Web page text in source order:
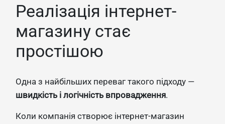
Реалізація інтернет-
магазину стає
простішою
Одна з найбільших переваг такого підходу —
швидкість і логічність впровадження.
Коли компанія створює інтернет-магазин